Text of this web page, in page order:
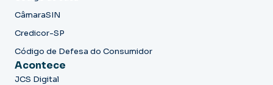
CâmaraSIN
Credicor-SP
Código de Defesa do Consumidor
Acontece
JCS Digital